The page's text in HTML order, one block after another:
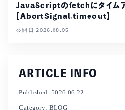
JavaScriptのfetchにタイムア
【AbortSignal.timeout】
公開日 2026.08.05
ARTICLE INFO
Published: 2026.06.22
Category: BLOG